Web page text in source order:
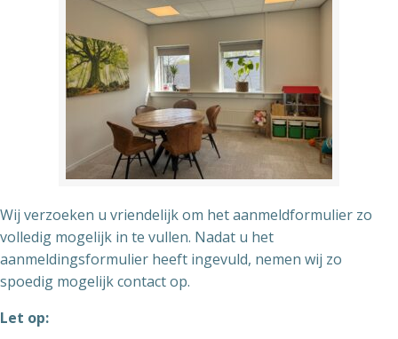
Wij verzoeken u vriendelijk om het aanmeldformulier zo
volledig mogelijk in te vullen. Nadat u het
aanmeldingsformulier heeft ingevuld, nemen wij zo
spoedig mogelijk contact op.
Let op: